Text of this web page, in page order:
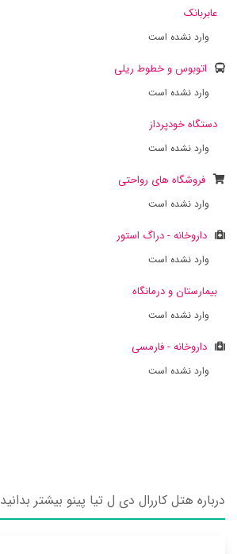
عابربانک
وارد نشده است
اتوبوس و خطوط ریلی
وارد نشده است
دستگاه خودپرداز
وارد نشده است
فروشگاه های رواحتی
وارد نشده است
داروخانه - دراگ استور
وارد نشده است
بیمارستان و درمانگاه
وارد نشده است
داروخانه - فارمسی
وارد نشده است
درباره هتل کاررال دی ل تیا پینو بیشتر بدانید